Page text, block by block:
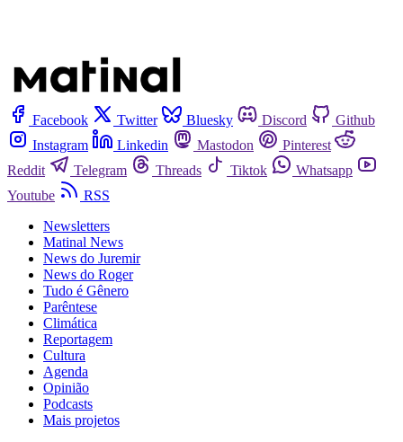
Facebook Twitter Bluesky Discord
Github
Instagram
Linkedin Mastodon
Pinterest
Reddit
Telegram Threads Tiktok
Whatsapp
Youtube
RSS
Newsletters
Matinal News
News do Juremir
News do Roger
Tudo é Gênero
Parêntese
Climática
Reportagem
Cultura
Agenda
Opinião
Podcasts
Mais projetos